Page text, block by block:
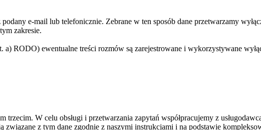
e-mail lub telefonicznie. Zebrane w ten sposób dane przetwarzamy
zakresie.
RODO) ewentualne treści rozmów są zarejestrowane i wykorzystywane
W celu obsługi i przetwarzania zapytań współpracujemy z
związane z tym dane zgodnie z naszymi instrukcjami i na podstawie